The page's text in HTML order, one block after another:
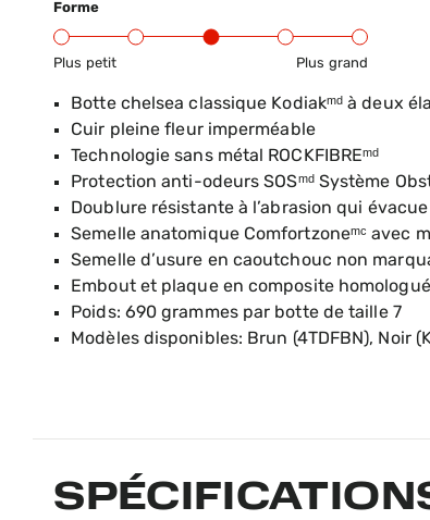
Forme
Plus petit Plus grand
Gamme d’ajustement du produit : du
Botte chelsea classique Kodiakᵐᵈ à deux
Cuir pleine fleur imperméable
Technologie sans métal ROCKFIBREᵐᵈ
Protection anti-odeurs SOSᵐᵈ Système
Doublure résistante à l’abrasion qui
Semelle anatomique Comfortzoneᵐᶜ avec
Semelle d’usure en caoutchouc non
Embout et plaque en composite
Poids: 690 grammes par botte de taille 7
Modèles disponibles: Brun (4TDFBN), Noir